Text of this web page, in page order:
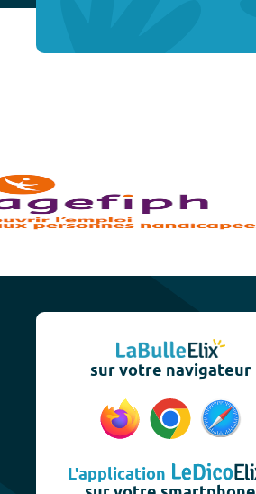
sur votre navigateur
L'application